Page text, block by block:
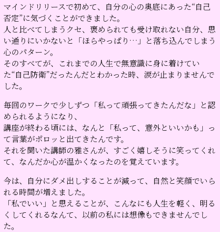
マインドリリースで初めて、自分の心の奥底にあった“自己
否定”に気づくことができました。
人と比べてしまうクセ、褒められても受け取れない自分、思
い通りにいかないと「ほらやっぱり…」と落ち込んでしまう
心のパターン。
そのすべてが、これまでの人生で無意識に身に着けてい
た“自己防衛”だったんだとわかった時、涙が止まりませんで
した。
毎回のワークで少しずつ「私って頑張ってきたんだな」と認
められるようになり、
講座が終わる頃には、なんと「私って、意外といいかも」っ
て言葉がポロッと出てきたんです。
それを聞いた講師の雅さんが、すごく嬉しそうに笑ってくれ
て、なんだか心が温かくなったのを覚えています。
今は、自分にダメ出しすることが減って、自然と笑顔でいら
れる時間が増えました。
「私でいい」と思えることが、こんなにも人生を軽く、明る
くしてくれるなんて、以前の私には想像もできませんでし
た。